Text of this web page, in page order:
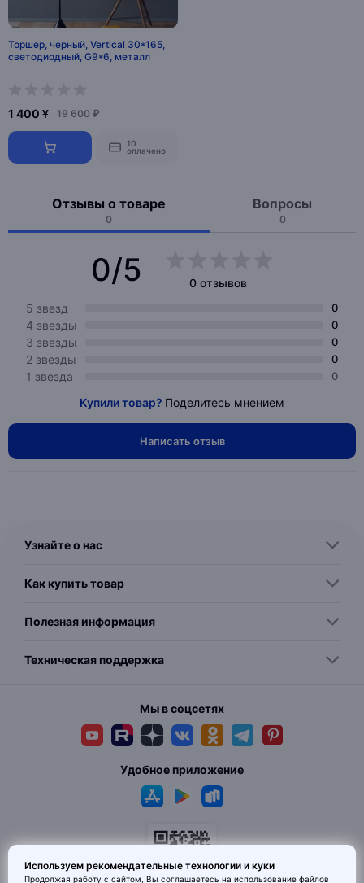
Торшер, черный, Vertical 30*165,
светодиодный, G9*6, металл
1 400 ¥ 19 600 ₽
10
оплачено
Отзывы о товаре
0
Вопросы
0
0/5
0 отзывов
5 звезд
0
4 звезды 0
3 звезды 0
2 звезды 0
1 звезда 0
Купили товар? Поделитесь мнением
Написать отзыв
Узнайте о нас
Как купить товар
Полезная информация
Техническая поддержка
Мы в соцсетях
Удобное приложение
Используем рекомендательные технологии и куки
Продолжая работу с сайтом, Вы соглашаетесь на использование файлов